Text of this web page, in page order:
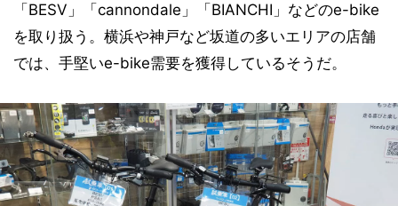
「BESV」「cannondale」「BIANCHI」などのe-bike
を取り扱う。横浜や神戸など坂道の多いエリアの店舗
では、手堅いe-bike需要を獲得しているそうだ。